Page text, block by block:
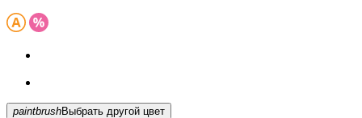
paintbrush Выбрать другой цвет